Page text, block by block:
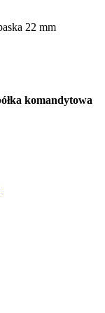
22 mm
komandytowa